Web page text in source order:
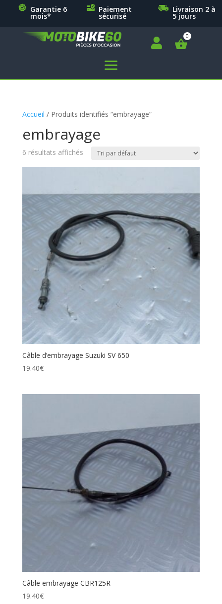
Garantie 6
mois*
Paiement
sécurisé
Livraison 2 à
5 jours

a
Accueil / Produits identifiés “embrayage”
embrayage
6 résultats affichés
Câble d’embrayage Suzuki SV 650
19.40€
Câble embrayage CBR125R
19.40€